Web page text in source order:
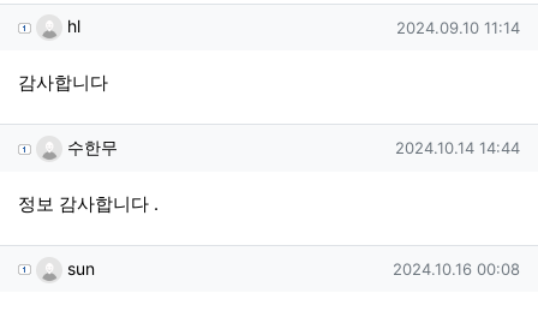
hl님의 댓글
hl 작성일
2024.09.10 11:14
감사합니다
수한무님의 댓글
수한무 작성일
2024.10.14 14:44
정보 감사합니다 .
sun님의 댓글
sun 작성일
2024.10.16 00:08